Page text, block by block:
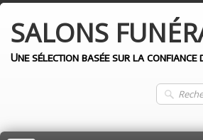
SALONS
Une sélection basée sur la confiance